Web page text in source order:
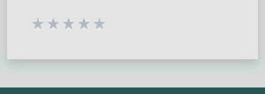
Seleziona una valutazione da 1 a 5 stelle